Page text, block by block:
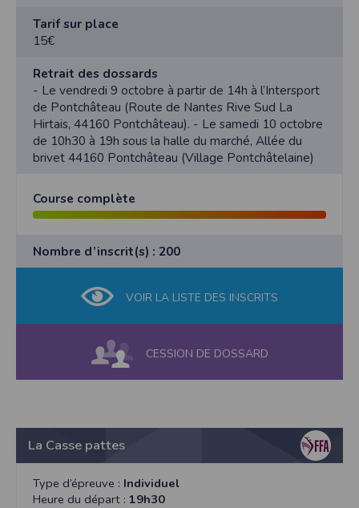
Tarif sur place
15€
Retrait des dossards
- Le vendredi 9 octobre à partir de 14h à l’Intersport
de Pontchâteau (Route de Nantes Rive Sud La
Hirtais, 44160 Pontchâteau). - Le samedi 10 octobre
de 10h30 à 19h sous la halle du marché, Allée du
brivet 44160 Pontchâteau (Village Pontchâtelaine)
Course complète
Nombre d’inscrit(s) : 200
VOIR LA LISTE DES INSCRITS
CESSION DE DOSSARD
La Casse pattes
Type d’épreuve : Individuel
Heure du départ : 19h30